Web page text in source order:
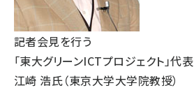
記者会見を行う
「東大グリーンICTプロジェクト」代表
江崎 浩氏（東京大学大学院教授）